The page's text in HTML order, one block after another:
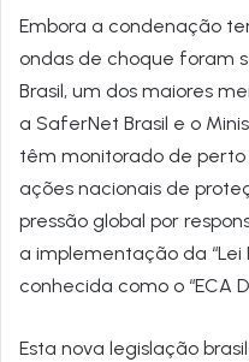
Embora a condenação
ondas de choque foram
Brasil, um dos maiores
a SaferNet Brasil e o
têm monitorado de
ações nacionais de
pressão global por
a implementação da “Lei
conhecida como o “ECA
Esta nova legislação